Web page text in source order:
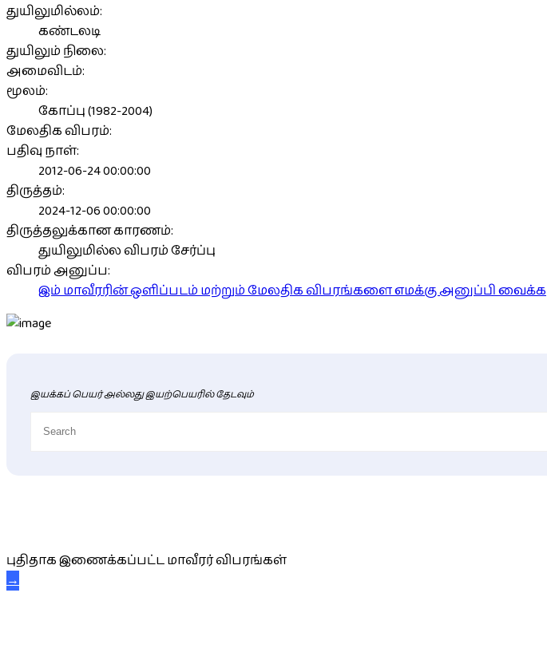
துயிலுமில்லம்:
கண்டலடி
துயிலும் நிலை:
அமைவிடம்:
மூலம்:
கோப்பு (1982-2004)
மேலதிக விபரம்:
பதிவு நாள்:
2012-06-24 00:00:00
திருத்தம்:
2024-12-06 00:00:00
திருத்தலுக்கான காரணம்:
துயிலுமில்ல விபரம் சேர்ப்பு
விபரம் அனுப்ப:
இம் மாவீரரின் ஒளிப்படம் மற்றும் மேலதிக விபரங்களை எமக்கு அனுப்பி வைக்க
இயக்கப் பெயர் அல்லது இயற்பெயரில் தேடவும்
புதிதாக இணைக்கப்பட்ட மாவீரர் விபரங்கள்
→